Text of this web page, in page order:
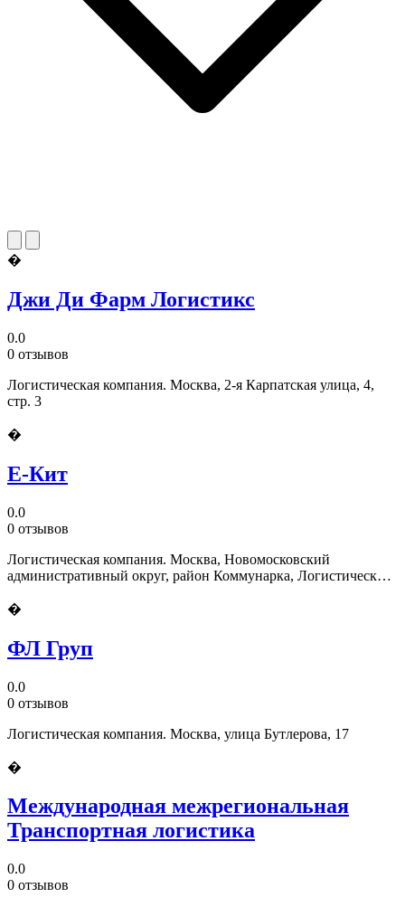
�
Джи Ди Фарм Логистикс
0.0
0 отзывов
Логистическая компания. Москва, 2-я Карпатская улица, 4,
стр. 3
�
Е-Кит
0.0
0 отзывов
Логистическая компания. Москва, Новомосковский
административный округ, район Коммунарка, Логистический
�
ФЛ Груп
0.0
0 отзывов
Логистическая компания. Москва, улица Бутлерова, 17
�
Международная межрегиональная
Транспортная логистика
0.0
0 отзывов